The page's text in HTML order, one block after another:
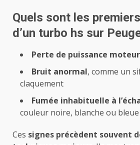
Quels sont les
d’un turbo hs sur
Perte de puissance moteur
Bruit anormal, comme un
claquement
Fumée inhabituelle à
couleur noire, blanche ou bleue
Ces signes précèdent souvent